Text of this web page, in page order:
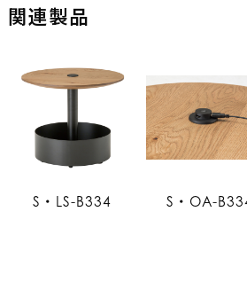
関連製品
S・LS-B334 S・OA-